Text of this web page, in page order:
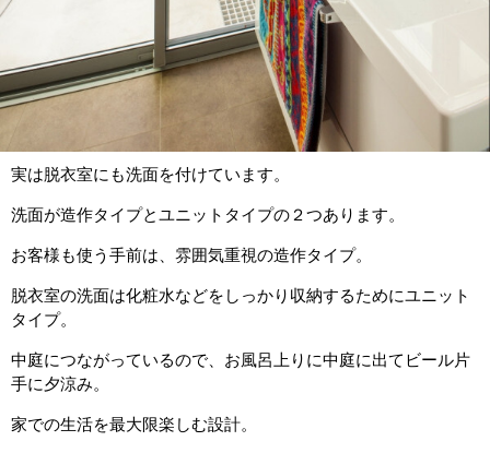
実は脱衣室にも洗面を付けています。
洗面が造作タイプとユニットタイプの２つあります。
お客様も使う手前は、雰囲気重視の造作タイプ。
脱衣室の洗面は化粧水などをしっかり収納するためにユニット
タイプ。
中庭につながっているので、お風呂上りに中庭に出てビール片
手に夕涼み。
家での生活を最大限楽しむ設計。